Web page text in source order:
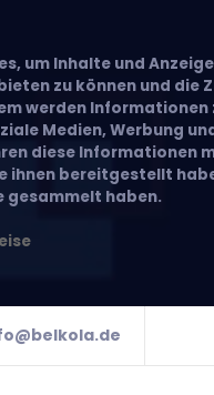
um Inhalte und
zu können und die
werden Informationen
Medien, Werbung
diese Informationen
ihnen bereitgestellt
gesammelt haben.